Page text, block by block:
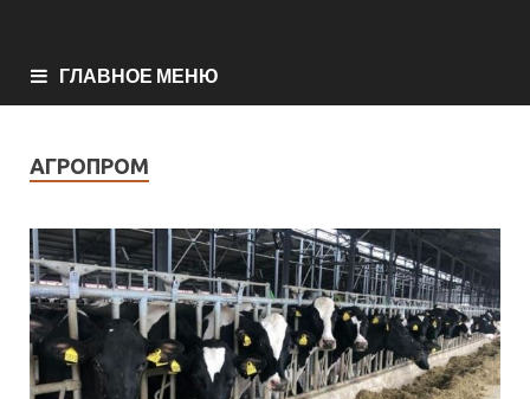
ГЛАВНОЕ МЕНЮ
АГРОПРОМ